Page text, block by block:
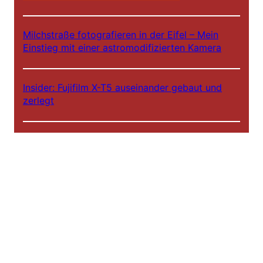
Milchstraße fotografieren in der Eifel – Mein
Einstieg mit einer astromodifizierten Kamera
Insider: Fujifilm X-T5 auseinander gebaut und
zerlegt